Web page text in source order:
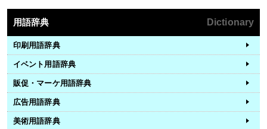
用語辞典 Dictionary
印刷用語辞典
イベント用語辞典
販促・マーケ用語辞典
広告用語辞典
美術用語辞典